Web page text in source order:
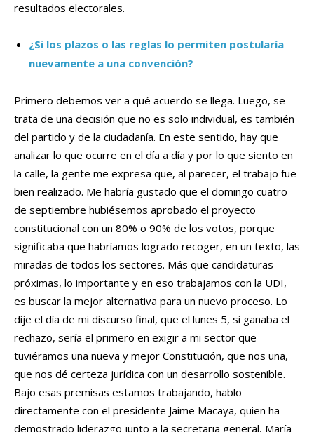
resultados electorales.
¿Si los plazos o las reglas lo permiten postularía
nuevamente a una convención?
Primero debemos ver a qué acuerdo se llega. Luego, se
trata de una decisión que no es solo individual, es también
del partido y de la ciudadanía. En este sentido, hay que
analizar lo que ocurre en el día a día y por lo que siento en
la calle, la gente me expresa que, al parecer, el trabajo fue
bien realizado. Me habría gustado que el domingo cuatro
de septiembre hubiésemos aprobado el proyecto
constitucional con un 80% o 90% de los votos, porque
significaba que habríamos logrado recoger, en un texto, las
miradas de todos los sectores. Más que candidaturas
próximas, lo importante y en eso trabajamos con la UDI,
es buscar la mejor alternativa para un nuevo proceso. Lo
dije el día de mi discurso final, que el lunes 5, si ganaba el
rechazo, sería el primero en exigir a mi sector que
tuviéramos una nueva y mejor Constitución, que nos una,
que nos dé certeza jurídica con un desarrollo sostenible.
Bajo esas premisas estamos trabajando, hablo
directamente con el presidente Jaime Macaya, quien ha
demostrado liderazgo junto a la secretaria general, María